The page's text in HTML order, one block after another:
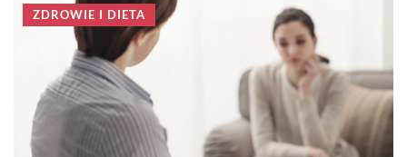
ZDROWIE I DIETA